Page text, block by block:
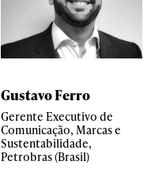
Gustavo Ferro
Gerente Executivo de
Comunicação, Marcas e
Sustentabilidade,
Petrobras (Brasil)